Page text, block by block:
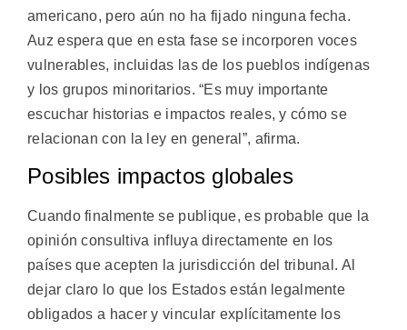
americano, pero aún no ha fijado ninguna fecha.
Auz espera que en esta fase se incorporen voces
vulnerables, incluidas las de los pueblos indígenas
y los grupos minoritarios. “Es muy importante
escuchar historias e impactos reales, y cómo se
relacionan con la ley en general”, afirma.
Posibles impactos globales
Cuando finalmente se publique, es probable que la
opinión consultiva influya directamente en los
países que acepten la jurisdicción del tribunal. Al
dejar claro lo que los Estados están legalmente
obligados a hacer y vincular explícitamente los